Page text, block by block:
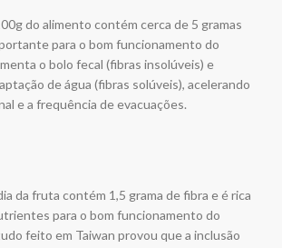
do alimento contém cerca de 5 gramas
para o bom funcionamento do
o bolo fecal (fibras insolúveis) e
de água (fibras solúveis), acelerando
e a frequência de evacuações.
da fruta contém 1,5 grama de fibra e é rica
para o bom funcionamento do
feito em Taiwan provou que a inclusão